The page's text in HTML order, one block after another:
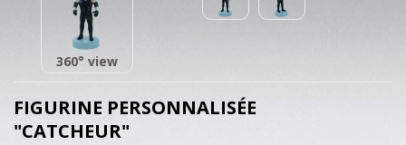
360° view
FIGURINE PERSONNALISÉE
"CATCHEUR"